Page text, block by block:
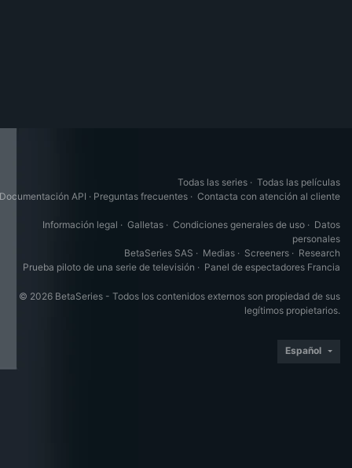
Todas las series · Todas las películas
Documentación API · Preguntas frecuentes · Contacta con atención al cliente
Información legal · Galletas · Condiciones generales de uso · Datos
personales
BetaSeries SAS · Medias · Screeners · Research
Prueba piloto de una serie de televisión · Panel de espectadores Francia
© 2026 BetaSeries - Todos los contenidos externos son propiedad de sus
legítimos propietarios.
Español